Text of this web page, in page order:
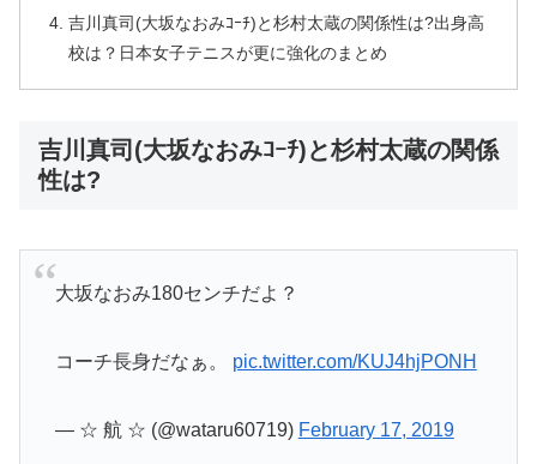
吉川真司(大坂なおみｺｰﾁ)と杉村太蔵の関係性は?出身高
校は？日本女子テニスが更に強化のまとめ
吉川真司(大坂なおみｺｰﾁ)と杉村太蔵の関係
性は?
大坂なおみ180センチだよ？
コーチ長身だなぁ。 pic.twitter.com/KUJ4hjPONH
— ☆ 航 ☆ (@wataru60719) February 17, 2019